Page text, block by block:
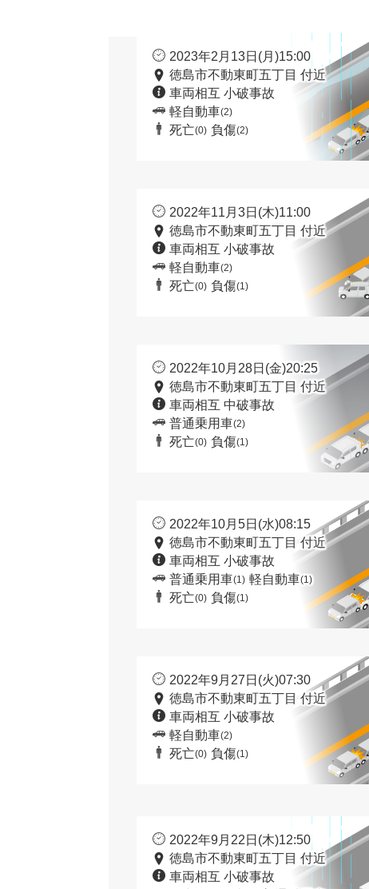
2023年2月13日(月)15:00
徳島市不動東町五丁目 付近
車両相互 小破事故
軽自動車(2)
死亡(0) 負傷(2)
2022年11月3日(木)11:00
徳島市不動東町五丁目 付近
車両相互 小破事故
軽自動車(2)
死亡(0) 負傷(1)
2022年10月28日(金)20:25
徳島市不動東町五丁目 付近
車両相互 中破事故
普通乗用車(2)
死亡(0) 負傷(1)
2022年10月5日(水)08:15
徳島市不動東町五丁目 付近
車両相互 小破事故
普通乗用車(1) 軽自動車(1)
死亡(0) 負傷(1)
2022年9月27日(火)07:30
徳島市不動東町五丁目 付近
車両相互 小破事故
軽自動車(2)
死亡(0) 負傷(1)
2022年9月22日(木)12:50
徳島市不動東町五丁目 付近
車両相互 小破事故